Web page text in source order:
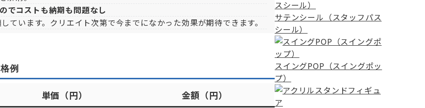
でコストも納期も問題なし
います。クリエイト次第で今までになかった効果が期待できます。
例
単価（円）
金額（円）
サテンシール（スタッフパス
シール）
スイングPOP（スイングポッ
プ）